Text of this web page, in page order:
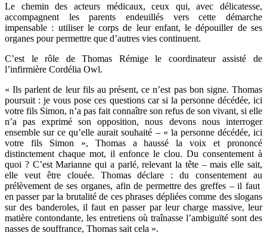
Le chemin des acteurs médicaux, ceux qui, avec délicatesse,
accompagnent les parents endeuillés vers cette démarche
impensable : utiliser le corps de leur enfant, le dépouiller de ses
organes pour permettre que d’autres vies continuent.
C’est le rôle de Thomas Rémige le coordinateur assisté de
l’infirmière Cordélia Owl.
« Ils parlent de leur fils au présent, ce n’est pas bon signe. Thomas
poursuit : je vous pose ces questions car si la personne décédée, ici
votre fils Simon, n’a pas fait connaître son refus de son vivant, si elle
n’a pas exprimé son opposition, nous devons nous interroger
ensemble sur ce qu’elle aurait souhaité – « la personne décédée, ici
votre fils Simon », Thomas a haussé la voix et prononcé
distinctement chaque mot, il enfonce le clou. Du consentement à
quoi ? C’est Marianne qui a parlé, relevant la tête – mais elle sait,
elle veut être clouée. Thomas déclare : du consentement au
prélèvement de ses organes, afin de permettre des greffes – il faut
en passer par la brutalité de ces phrases dépliées comme des slogans
sur des banderoles, il faut en passer par leur charge massive, leur
matière contondante, les entretiens où traînasse l’ambiguïté sont des
nasses de souffrance, Thomas sait cela ».